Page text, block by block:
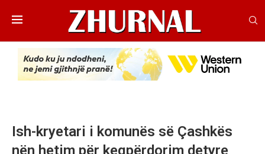
Ish-kryetari i komunës së Çashkës
nën hetim për keqpërdorim detyre